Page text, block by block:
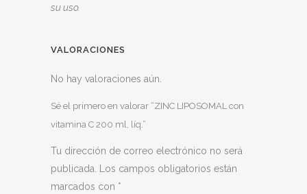
su uso.
VALORACIONES
No hay valoraciones aún.
Sé el primero en valorar “ZINC LIPOSOMAL con
vitamina C 200 ml, líq.”
Tu dirección de correo electrónico no será
publicada.
Los campos obligatorios están
marcados con *